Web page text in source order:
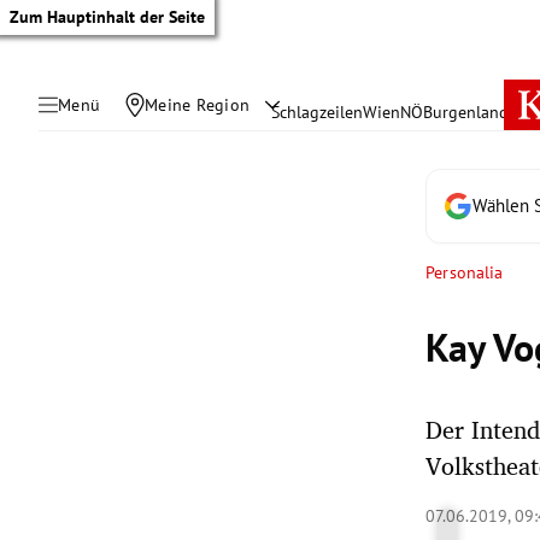
Zum Hauptinhalt der Seite
Menü Meine Region SchlagzeilenWienNÖBurgenland
Wählen
Personalia
Kay
Der
07.06.2019,